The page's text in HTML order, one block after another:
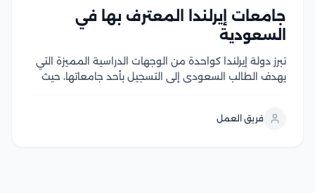
جامعات إيرلندا المعترف بها في
السعودية
تبرز دولة إيرلندا كواحدة من الوجهات الدراسية المميزة التي
يهدف الطالب السعودي إلى التسجيل بأحد جامعاتها، حيث
اللغة الإنجليزية في تدريس المناهج، بالتالي...
فريق العمل